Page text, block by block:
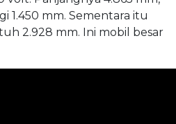
1.450 mm. Sementara itu
2.928 mm. Ini mobil besar